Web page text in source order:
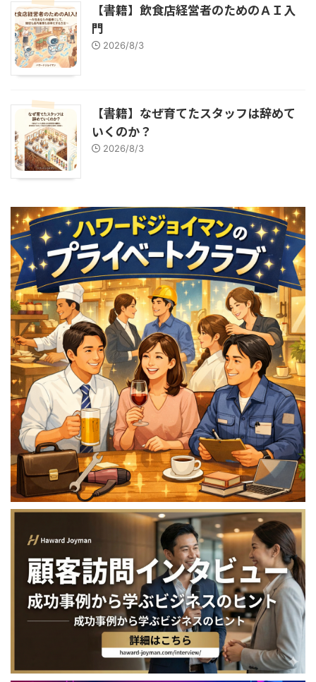
【書籍】飲食店経営者のためのＡＩ入
門
2026/8/3
【書籍】なぜ育てたスタッフは辞めて
いくのか？
2026/8/3